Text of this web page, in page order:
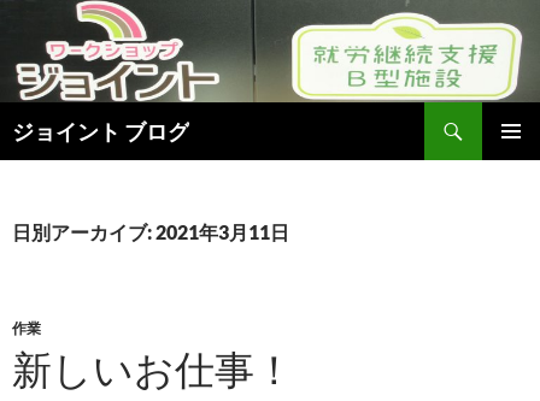
ジョイント ブログ
索
ン
キ
ッ
プ
日別アーカイブ: 2021年3月11日
作業
新しいお仕事！